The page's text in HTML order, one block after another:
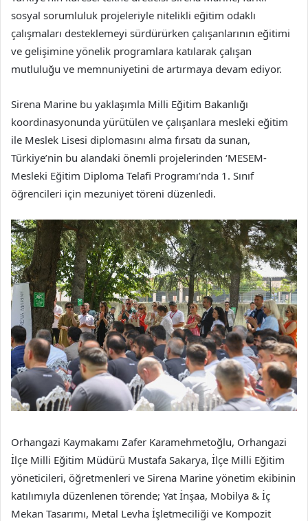
sosyal sorumluluk projeleriyle nitelikli eğitim odaklı
çalışmaları desteklemeyi sürdürürken çalışanlarının eğitimi
ve gelişimine yönelik programlara katılarak çalışan
mutluluğu ve memnuniyetini de artırmaya devam ediyor.
Sirena Marine bu yaklaşımla Milli Eğitim Bakanlığı
koordinasyonunda yürütülen ve çalışanlara mesleki eğitim
ile Meslek Lisesi diplomasını alma fırsatı da sunan,
Türkiye’nin bu alandaki önemli projelerinden ‘MESEM-
Mesleki Eğitim Diploma Telafi Programı’nda 1. Sınıf
öğrencileri için mezuniyet töreni düzenledi.
Orhangazi Kaymakamı Zafer Karamehmetoğlu, Orhangazi
İlçe Milli Eğitim Müdürü Mustafa Sakarya, İlçe Milli Eğitim
yöneticileri, öğretmenleri ve Sirena Marine yönetim ekibinin
katılımıyla düzenlenen törende; Yat İnşaa, Mobilya & İç
Mekan Tasarımı, Metal Levha İşletmeciliği ve Kompozit